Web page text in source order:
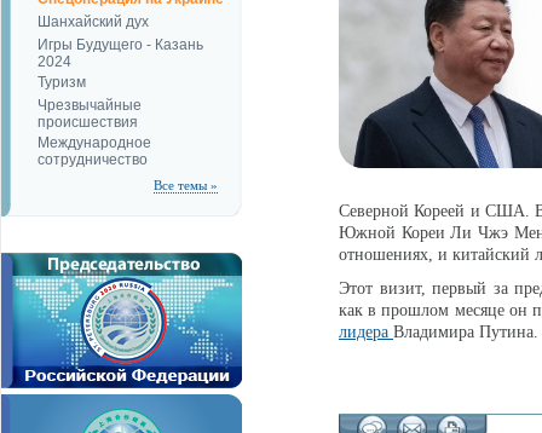
Шанхайский дух
Игры Будущего - Казань
2024
Туризм
Чрезвычайные
происшествия
Международное
сотрудничество
Все темы »
Северной Кореей и США.
Южной Кореи Ли Чжэ Мен
отношениях, и китайский
Этот визит, первый за
как в прошлом месяце он
лидера Владимира Путина.